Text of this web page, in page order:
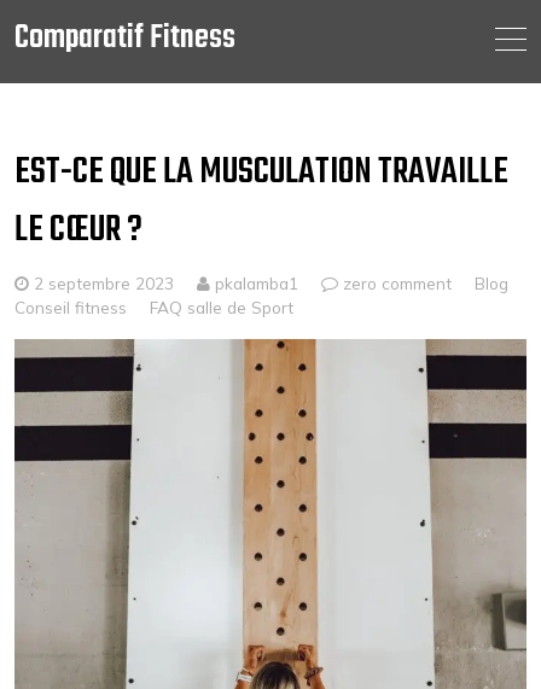
content
Comparatif Fitness
EST-CE QUE LA MUSCULATION TRAVAILLE
LE CŒUR ?
2 septembre 2023 pkalamba1 zero comment
Blog
Conseil fitness
FAQ salle de Sport